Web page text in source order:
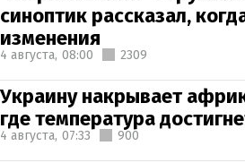
синоптик рассказал,
изменения
4 августа, 08:00 2309
Украину накрывает
где температура
4 августа, 07:33 900